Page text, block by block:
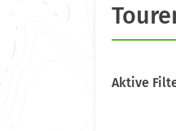
Aktive